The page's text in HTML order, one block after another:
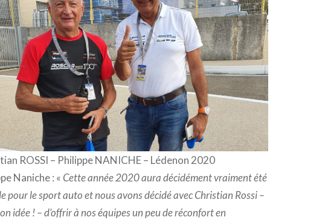
ROSSI – Philippe NANICHE – Lédenon 2020
Naniche : « Cette année 2020 aura décidément vraiment été
pour le sport auto et nous avons décidé avec Christian Rossi –
idée ! – d’offrir à nos équipes un peu de réconfort en